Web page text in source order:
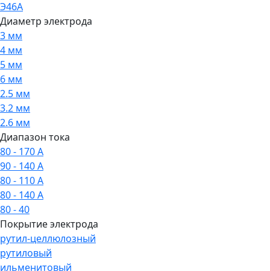
Э46А
Диаметр электрода
3 мм
4 мм
5 мм
6 мм
2.5 мм
3.2 мм
2.6 мм
Диапазон тока
80 - 170 А
90 - 140 А
80 - 110 А
80 - 140 А
80 - 40
Покрытие электрода
рутил-целлюлозный
рутиловый
ильменитовый